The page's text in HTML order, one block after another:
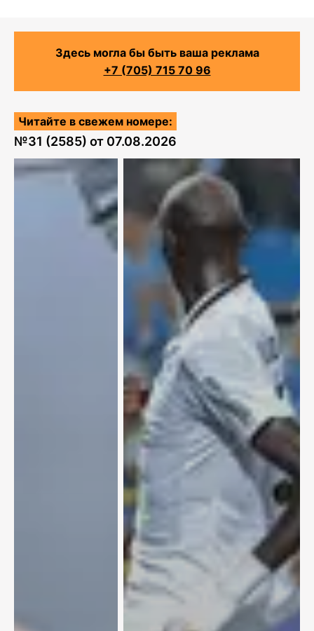
Здесь могла бы быть ваша реклама
+7 (705) 715 70 96
Читайте в свежем номере:
№31 (2585) от 07.08.2026